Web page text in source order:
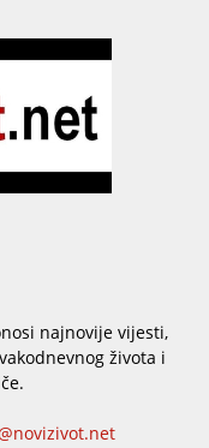
najnovije vijesti,
života i